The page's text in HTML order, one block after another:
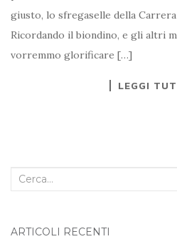
giusto, lo sfregaselle della
Ricordando il biondino, e gli altri
vorremmo glorificare […]
LEGGI
Cerca
ARTICOLI RECENTI